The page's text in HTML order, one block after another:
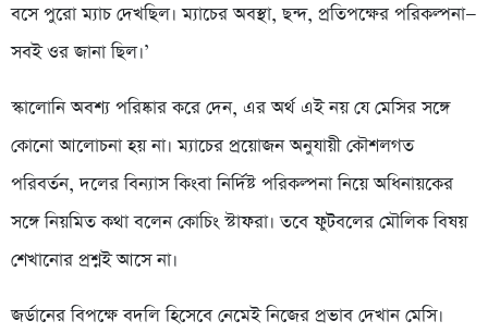
বসে পুরো ম্যাচ দেখছিল। ম্যাচের অবস্থা, ছন্দ, প্রতিপক্ষের পরিকল্পনা—
সবই ওর জানা ছিল।’
স্কালোনি অবশ্য পরিষ্কার করে দেন, এর অর্থ এই নয় যে মেসির সঙ্গে
কোনো আলোচনা হয় না। ম্যাচের প্রয়োজন অনুযায়ী কৌশলগত
পরিবর্তন, দলের বিন্যাস কিংবা নির্দিষ্ট পরিকল্পনা নিয়ে অধিনায়কের
সঙ্গে নিয়মিত কথা বলেন কোচিং স্টাফরা। তবে ফুটবলের মৌলিক বিষয়
শেখানোর প্রশ্নই আসে না।
জর্ডানের বিপক্ষে বদলি হিসেবে নেমেই নিজের প্রভাব দেখান মেসি।